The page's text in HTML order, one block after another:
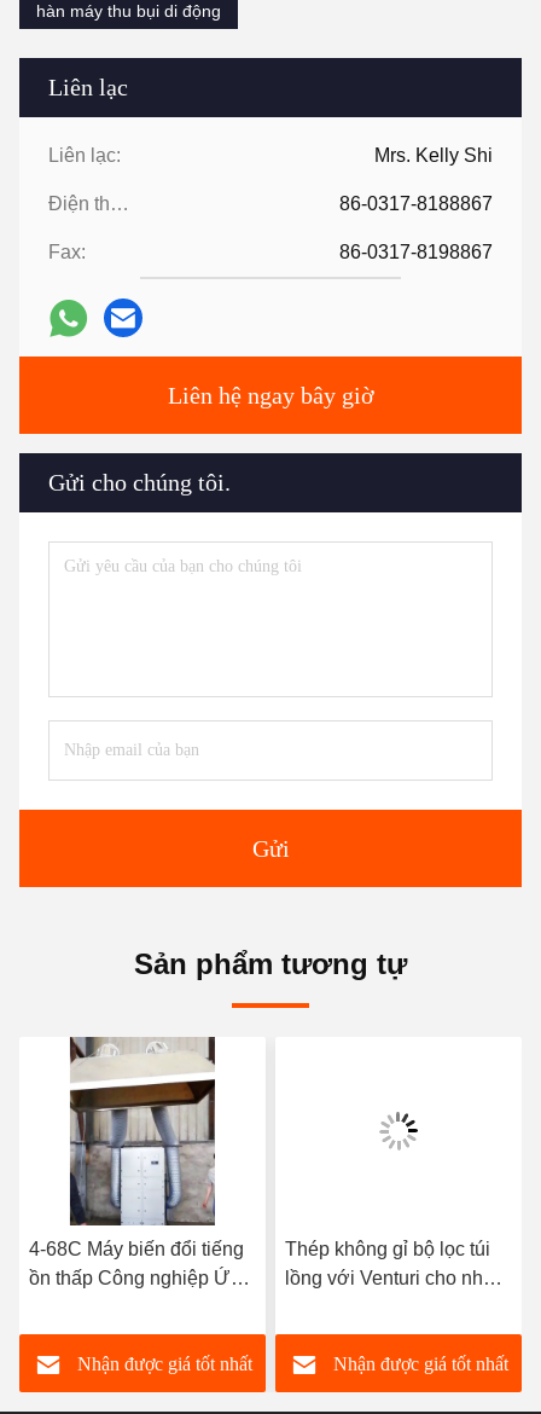
Liên lạc
Liên lạc: Mrs. Kelly Shi
Điện thoại: 86-0317-8188867
Fax: 86-0317-8198867
Liên hệ ngay bây giờ
Gửi cho chúng tôi.
Gửi
hàn máy thu bụi di động
Sản phẩm tương tự
4-68C Máy biến đổi tiếng
ồn thấp Công nghiệp Ứng
Ứng dụng
Nhận được giá tốt nhất
Thép không gỉ bộ lọc túi
lồng với Venturi cho nhà
Nhận được giá tốt nhất